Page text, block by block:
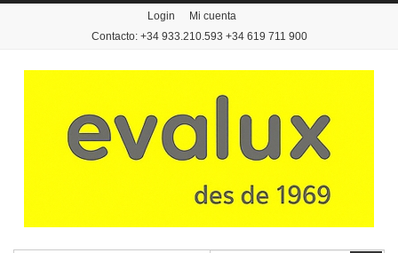
Login
Mi cuenta
Contacto: +34 933.210.593 +34 619 711 900